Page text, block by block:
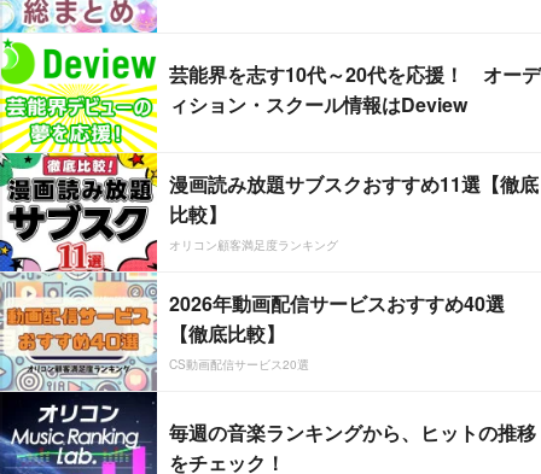
芸能界を志す10代～20代を応援！ オーデ
ィション・スクール情報はDeview
漫画読み放題サブスクおすすめ11選【徹底
比較】
オリコン顧客満足度ランキング
2026年動画配信サービスおすすめ40選
【徹底比較】
CS動画配信サービス20選
毎週の音楽ランキングから、ヒットの推移
をチェック！